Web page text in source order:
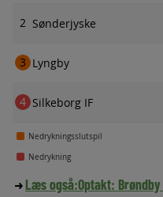
2 Sønderjyske
3 Lyngby
4 Silkeborg IF
Nedrykningsslutspil
Nedrykning
Læs også:Optakt: